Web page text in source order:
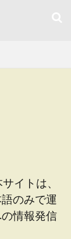
イトは、
のみで運
情報発信